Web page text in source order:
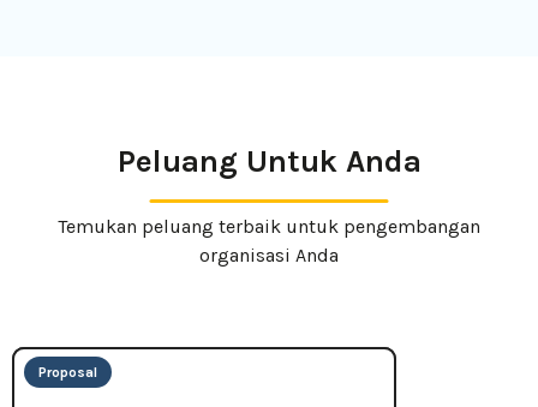
Peluang Untuk Anda
Temukan peluang terbaik untuk pengembangan
organisasi Anda
Proposal